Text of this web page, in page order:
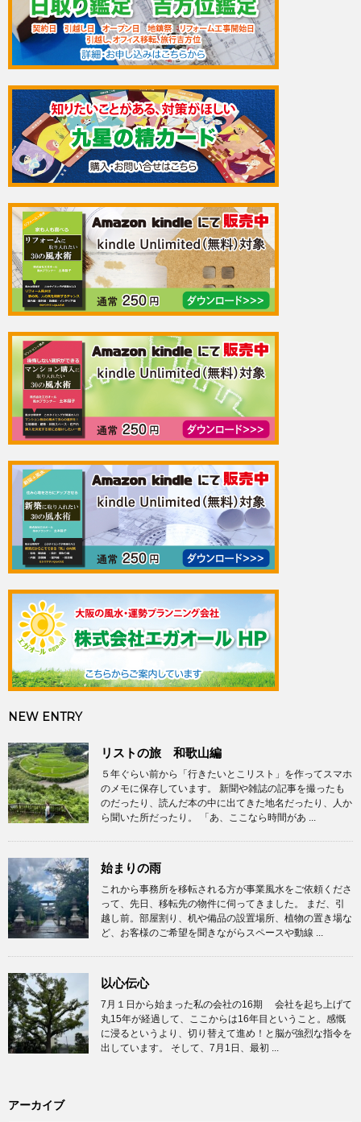
NEW ENTRY
リストの旅 和歌山編
５年ぐらい前から「行きたいとこリスト」を作ってスマホ
のメモに保存しています。 新聞や雑誌の記事を撮ったも
のだったり、読んだ本の中に出てきた地名だったり、人か
ら聞いた所だったり。 「あ、ここなら時間があ ...
始まりの雨
これから事務所を移転される方が事業風水をご依頼くださ
って、先日、移転先の物件に伺ってきました。 まだ、引
越し前。部屋割り、机や備品の設置場所、植物の置き場な
ど、お客様のご希望を聞きながらスペースや動線 ...
以心伝心
7月１日から始まった私の会社の16期 会社を起ち上げて
丸15年が経過して、ここからは16年目ということ。感慨
に浸るというより、切り替えて進め！と脳が強烈な指令を
出しています。 そして、7月1日、最初 ...
アーカイブ